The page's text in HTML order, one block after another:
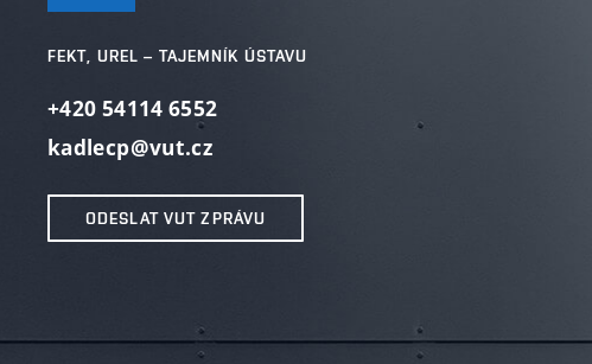
FEKT, UREL – TAJEMNÍK ÚSTAVU
+420 54114 6552
kadlecp@vut.cz
ODESLAT VUT ZPRÁVU